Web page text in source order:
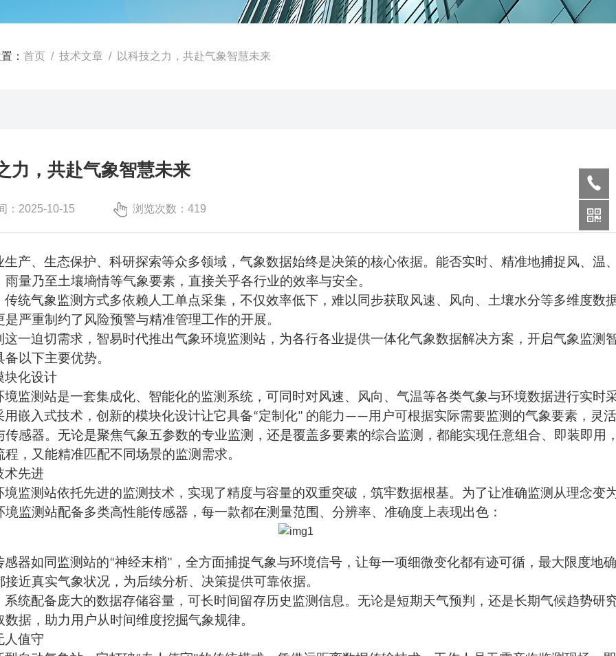
： 首页 / 技术文章 / 以科技之力，共赴气象智慧未来
力，共赴气象智慧未来
：2025-10-15 浏览次数：419
生产、生态保护、科研探索等众多领域，气象数据始终是决策的核心依据。能否实时、精准地捕捉风、温
雨量乃至土壤墒情等气象要素，直接关乎各行业的效率与安全。
传统气象监测方式多依赖人工单点采集，不仅效率低下，难以同步获取风速、风向、土壤水分等多维度数
是严重制约了风险预警与精准管理工作的开展。
这一迫切需求，智易时代推出气象环境监测站，为各行各业提供一体化气象数据解决方案，开启气象监测
以下主要优势。
块化设计
境监测站是一套集成化、智能化的监测系统，可同时对风速、风向、气温等各类气象与环境数据进行实时
用嵌入式技术，创新的模块化设计让它具备“定制化" 的能力 ——用户可根据实际需要监测的气象要素，灵
传感器。无论是聚焦气象五参数的专业监测，还是覆盖多要素的综合监测，都能实现任意组合、即装即用
程，又能精准匹配不同场景的监测需求。
术先进
境监测站依托先进的监测技术，实现了精度与容量的双重突破 ，筑牢数据根基。为了让准确监测从理念变
境监测站配备多类高性能传感器，每一款都在测量范围、分辨率、准确度上表现出色：
感器如同监测站的“神经末梢" ，全方面捕捉气象与环境信号，让每一项细微变化都有迹可循 ，最大 限度地
接近真实气象状况，为后续分析、决策提供可靠依据。
系统配备庞大的数据存储容量，可长时间留存历史监测信息。无论是短期天气预判，还是长期气候趋势研
数据，助力用户从时间维度挖掘气象规律。
人值守